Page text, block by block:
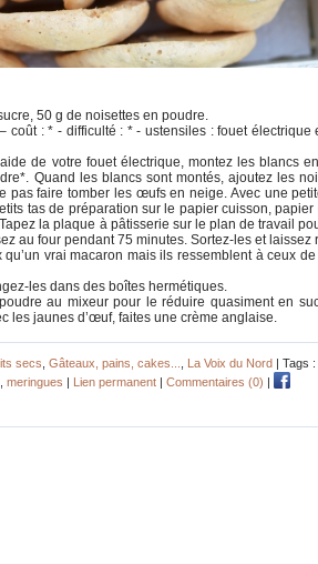
50 g de noisettes en poudre.
coût : * - difficulté : * - ustensiles : fouet électrique
de votre fouet électrique, montez les blancs
Quand les blancs sont montés, ajoutez les
pas faire tomber les œufs en neige. Avec une
tas de préparation sur le papier cuisson, papier
la plaque à pâtisserie sur le plan de travail
au four pendant 75 minutes. Sortez-les et laissez
vrai macaron mais ils ressemblent à ceux
les dans des boîtes hermétiques.
au mixeur pour le réduire quasiment en
les jaunes d’œuf, faites une crème anglaise.
secs Gâteaux, pains, cakes... La Voix du Nord | Tags :
meringues Lien permanent Commentaires (0)